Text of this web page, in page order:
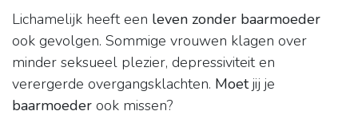
Lichamelijk heeft een leven zonder baarmoeder
ook gevolgen. Sommige vrouwen klagen over
minder seksueel plezier, depressiviteit en
verergerde overgangsklachten. Moetjij je
baarmoeder ook missen?